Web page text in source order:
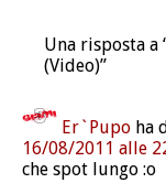
Una risposta a
(Video)”
Er`Pupo ha
16/08/2011 alle
che spot lungo :o